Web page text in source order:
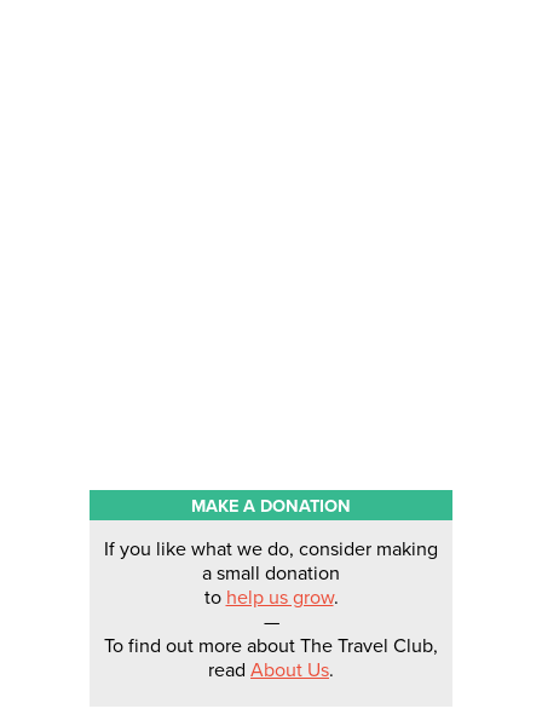
MAKE A DONATION
If you like what we do, consider making
a small donation
to help us grow.
—
To find out more about The Travel Club,
read About Us.